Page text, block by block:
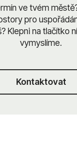
ve tvém
pro
Klepni na tlačítko
vymyslíme.
Kontaktovat